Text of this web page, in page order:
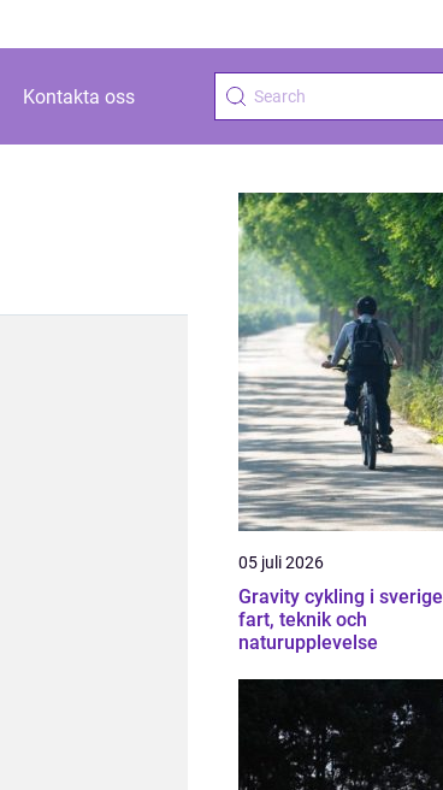
Kontakta oss
05 juli 2026
Gravity cykling i sverige
fart, teknik och
naturupplevelse